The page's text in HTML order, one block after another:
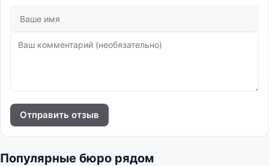
Отправить отзыв
Популярные бюро рядом